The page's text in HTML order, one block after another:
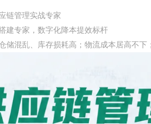
链管理实战专家
建专家，数字化降本提效标杆
储混乱、库存损耗高；物流成本居高不